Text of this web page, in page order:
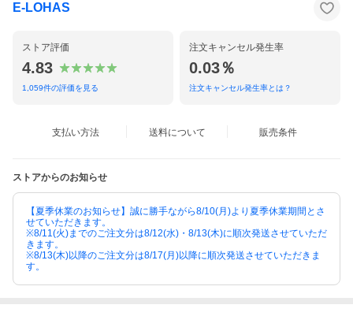
E-LOHAS
ストア評価
4.83
1,059件の評価を見る
注文キャンセル発生率
0.03％
注文キャンセル発生率とは？
支払い方法 送料について 販売条件
ストアからのお知らせ
【夏季休業のお知らせ】誠に勝手ながら8/10(月)より夏季休業期間とさ
せていただきます。
※8/11(火)までのご注文分は8/12(水)・8/13(木)に順次発送させていただ
きます。
※8/13(木)以降のご注文分は8/17(月)以降に順次発送させていただきま
す。